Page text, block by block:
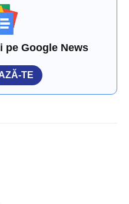
pe Google News
TE